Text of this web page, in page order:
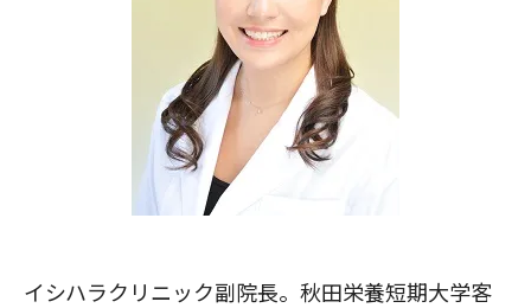
イシハラクリニック副院長。秋田栄養短期大学客